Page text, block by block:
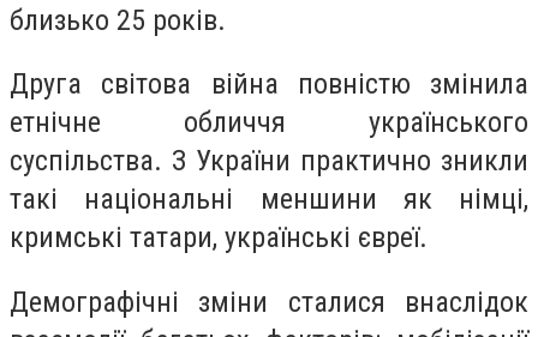
близько 25 років.
Друга світова війна повністю змінила
етнічне обличчя українського
суспільства. З України практично зникли
такі національні меншини як німці,
кримські татари, українські євреї.
Демографічні зміни сталися внаслідок